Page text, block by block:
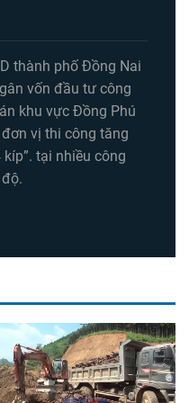
thành phố Đồng Nai
vốn đầu tư công
khu vực Đồng Phú
vị thi công tăng
tại nhiều công